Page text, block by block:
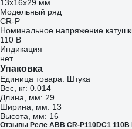
13x16x29 мм
Модельный ряд
CR-P
Номинальное напряжение
110 В
Индикация
нет
Упаковка
Единица товара: Штука
Вес, кг: 0.014
Длина, мм: 29
Ширина, мм: 13
Высота, мм: 16
Отзывы Реле ABB CR-P110DC1